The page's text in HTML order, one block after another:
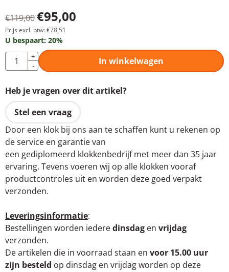
€119,00€95,00
Prijs excl. btw:€78,51
U bespaart: 20%
Aantal
+
-
In winkelwagen
Heb je vragen over dit artikel?
Stel een vraag
Door een klok bij ons aan te schaffen kunt u rekenen op
de service en garantie van
een gediplomeerd klokkenbedrijf met meer dan 35 jaar
ervaring. Tevens voeren wij op alle klokken vooraf
productcontroles uit en worden deze goed verpakt
verzonden.
Leveringsinformatie:
Bestellingen worden iederedinsdag en vrijdag
verzonden.
De artikelen die in voorraad staan en voor 15.00 uur
zijn besteld op dinsdag en vrijdag worden op deze